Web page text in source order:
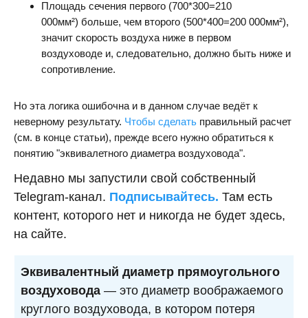
Площадь сечения первого (700*300=210
000мм²) больше, чем второго (500*400=200 000мм²),
значит скорость воздуха ниже в первом
воздуховоде и, следовательно, должно быть ниже и
сопротивление.
Но эта логика ошибочна и в данном случае ведёт к
неверному результату. Чтобы сделать правильный расчет
(см. в конце статьи), прежде всего нужно обратиться к
понятию "эквивалетного диаметра воздуховода".
Недавно мы запустили свой собственный
Telegram-канал. Подписывайтесь. Там есть
контент, которого нет и никогда не будет здесь,
на сайте.
Эквивалентный диаметр прямоугольного
воздуховода — это диаметр воображаемого
круглого воздуховода, в котором потеря